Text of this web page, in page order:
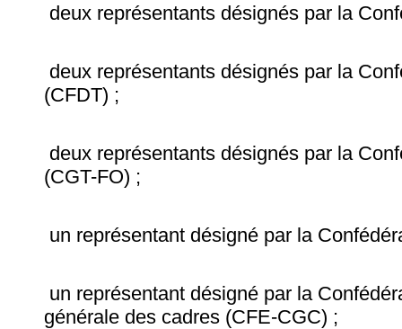
deux représentants désignés par la
deux représentants désignés par la
(CFDT) ;
deux représentants désignés par la
(CGT-FO) ;
un représentant désigné par la
un représentant désigné par la
générale des cadres (CFE-CGC) ;